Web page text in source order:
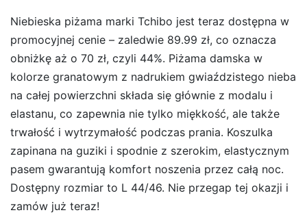
Niebieska piżama marki Tchibo jest teraz dostępna w
promocyjnej cenie – zaledwie 89.99 zł, co oznacza
obniżkę aż o 70 zł, czyli 44%. Piżama damska w
kolorze granatowym z nadrukiem gwiaździstego nieba
na całej powierzchni składa się głównie z modalu i
elastanu, co zapewnia nie tylko miękkość, ale także
trwałość i wytrzymałość podczas prania. Koszulka
zapinana na guziki i spodnie z szerokim, elastycznym
pasem gwarantują komfort noszenia przez całą noc.
Dostępny rozmiar to L 44/46. Nie przegap tej okazji i
zamów już teraz!